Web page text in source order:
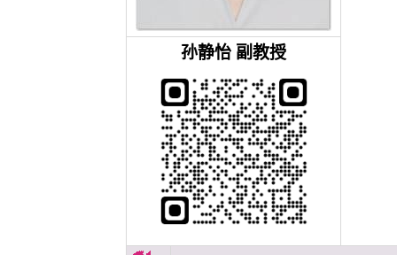
孙静怡 副教授